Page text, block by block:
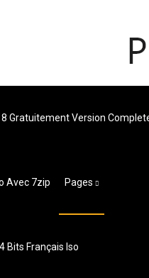
Gratuitement Version
Avec 7zip Pages
Bits Français Iso